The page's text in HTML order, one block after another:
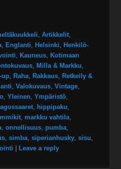
,Artikkelit
Englanti Helsinki
Henkilö-
Kauneus Kotimaan
Milla & Markku
up Raha Rakkaus Retkeily &
,Valokuvaus ,Vintage
,Yleinen ,Ympäristö
hippipaku
markku vahtila
,onnellisuus pumba
,simba ,siperianhusky ,sisu
| Leave a reply